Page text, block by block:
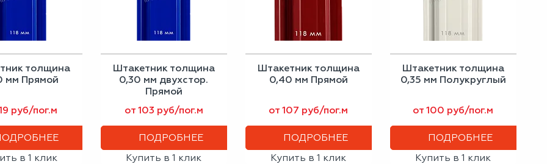
толщина
мм Прямой
руб/пог.м
в 1 клик
Штакетник толщина
0,30 мм двухстор.
Прямой
от 103 руб/пог.м
ПОДРОБНЕЕ
Купить в 1 клик
Штакетник толщина
0,40 мм Прямой
от 107 руб/пог.м
ПОДРОБНЕЕ
Купить в 1 клик
Штакетник толщина
0,35 мм Полукруглый
от 100 руб/пог.м
ПОДРОБНЕЕ
Купить в 1 клик